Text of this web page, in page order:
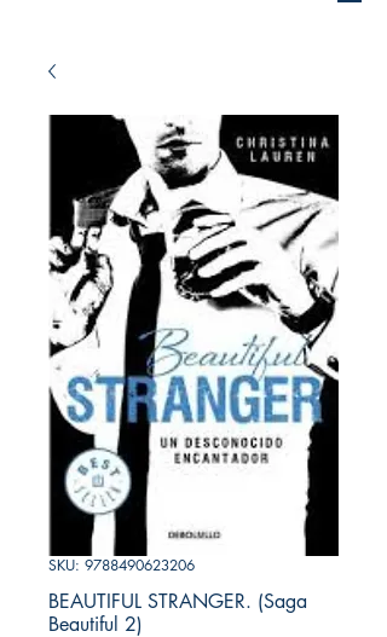
SKU: 9788490623206
BEAUTIFUL STRANGER. (Saga
Beautiful 2)